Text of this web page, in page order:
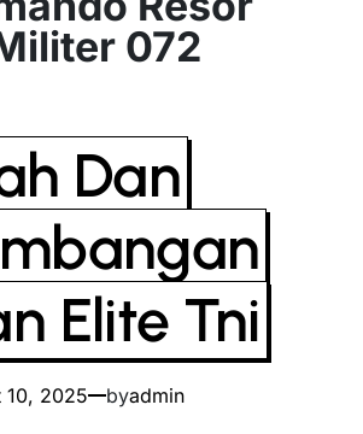
072
Dan
Elite Tni
10, 2025 byadmin